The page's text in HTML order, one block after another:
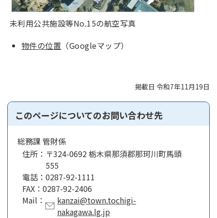
未利用公共施設等No.15の航空写真
物件の位置 （Googleマップ）
掲載日 令和7年11月19日
このページについてのお問い合わせ先
総務課 管財係
住所： 〒324-0692 栃木県那須郡那珂川町馬頭
555
電話： 0287-92-1111
FAX： 0287-92-2406
Mail：
kanzai@town.tochigi-
nakagawa.lg.jp